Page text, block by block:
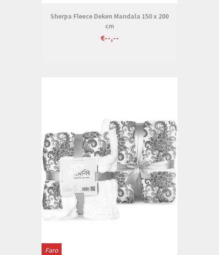
Sherpa Fleece Deken Mandala 150 x 200
cm
€--,--
Faro